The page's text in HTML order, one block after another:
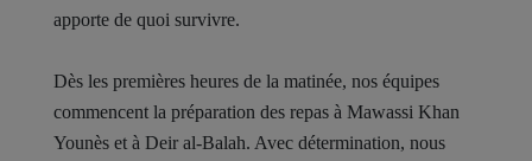
apporte de quoi survivre.
Dès les premières heures de la matinée, nos équipes
commencent la préparation des repas à Mawassi Khan
Younès et à Deir al-Balah. Avec détermination, nous